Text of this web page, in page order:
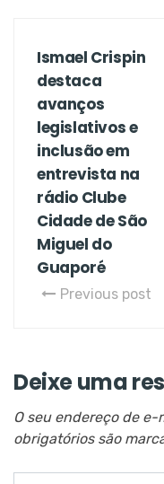
Ismael Crispin
destaca
avanços
legislativos e
inclusão em
entrevista na
rádio Clube
Cidade de São
Miguel do
Guaporé
Previous post
Deixe uma
O seu endereço de
obrigatórios são